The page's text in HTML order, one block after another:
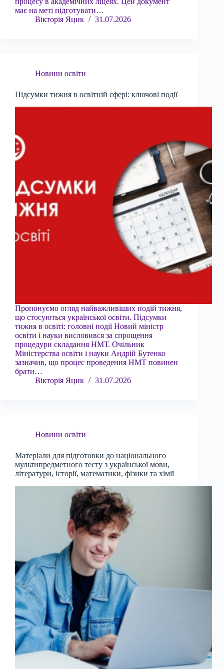
має на меті підготувати…
Вікторія Яцик
31.07.2026
Новини освіти
Підсумки тижня в освітній сфері: ключові події
Пропонуємо огляд найважливіших подій тижня,
що стосуються української освіти. Підсумки
тижня в освіті: головні події Новий міністр
освіти і науки висловився за спрощення
процедури складання НМТ. Очільник
Міністерства освіти і науки Андрій Бутенко
зазначив, що процес проведення НМТ повинен
брати…
Вікторія Яцик
31.07.2026
Новини освіти
Матеріали для підготовки до національного
мультипредметного тесту з української мови,
літератури, історії, математики, фізики та хімії